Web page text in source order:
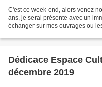
C'est ce week-end, alors venez
ans, je serai présente avec un
échanger sur mes ouvrages ou
Dédicace Espace
décembre 2019